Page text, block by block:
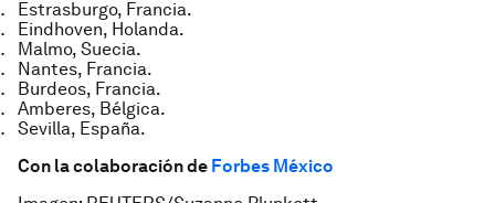
Estrasburgo, Francia.
Eindhoven, Holanda.
Malmo, Suecia.
Nantes, Francia.
Burdeos, Francia.
Amberes, Bélgica.
Sevilla, España.
Con la colaboración de Forbes México